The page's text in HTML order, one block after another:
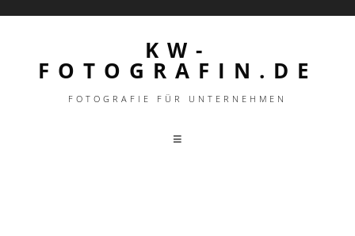
KW-
FOTOGRAFIN.DE
FOTOGRAFIE FÜR UNTERNEHMEN